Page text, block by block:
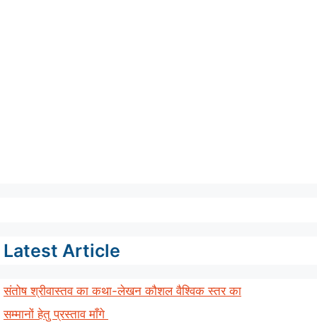
Latest Article
संतोष श्रीवास्तव का कथा-लेखन कौशल वैश्विक स्तर का
सम्मानों हेतु प्रस्ताव माँगे